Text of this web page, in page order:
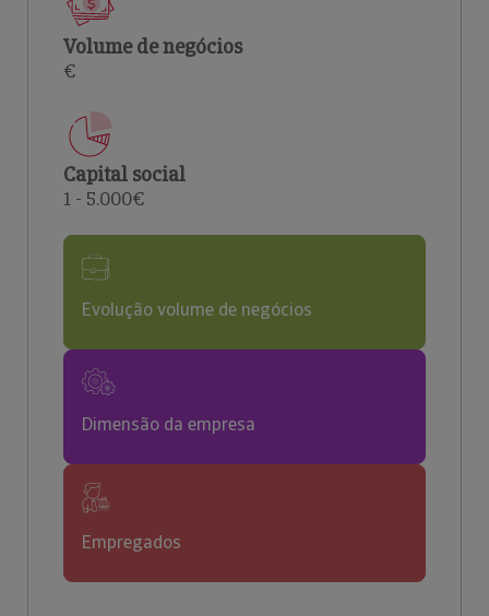
Volume de negócios
€
Capital social
1 - 5.000€
Evolução volume de negócios
Dimensão da empresa
Empregados